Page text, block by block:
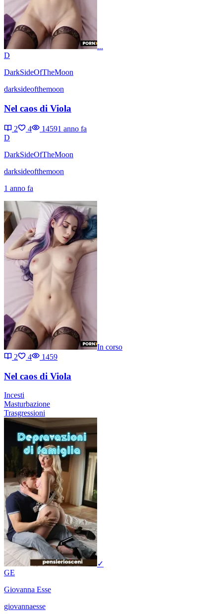
...
D
DarkSideOfTheMoon
darksideofthemoon
Nel caos di Viola
2 4 14591 anno fa
D
DarkSideOfTheMoon
darksideofthemoon
1 anno fa
In corso
2
4 1459
Nel caos di Viola
Incesti
Masturbazione
Trasgressioni
✓
GE
Giovanna Esse
giovannaesse